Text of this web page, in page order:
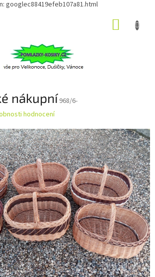
googlec88419efeb107a81.html
nákupní 968/6-
hodnocení